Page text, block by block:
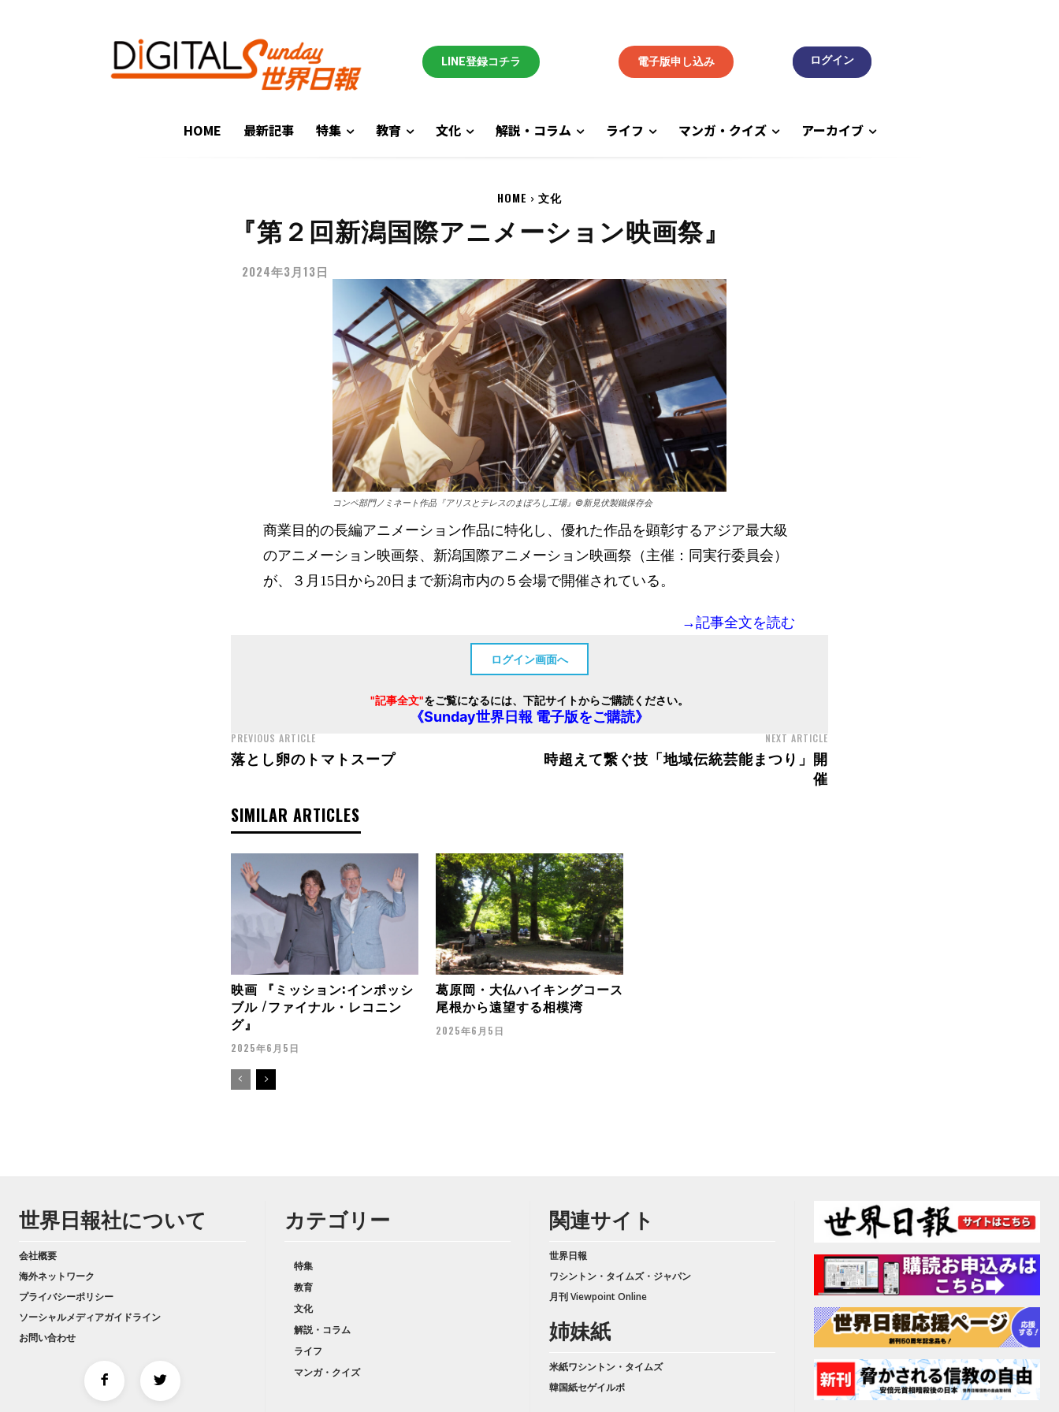
LINE登録コチラ 電子版申し込み
HOME 最新記事 特集 教育 文化 解説・コラム ライフ マンガ・クイズ アーカイブ
HOME 文化
『第２回新潟国際アニメーション映画祭』
2024年3月13日
コンペ部門ノミネート作品『アリスとテレスのまぼろし工場』©新見伏製鐵保存会
商業目的の長編アニメーション作品に特化し、優れた作品を顕彰するアジア最大級
のアニメーション映画祭、新潟国際アニメーション映画祭（主催：同実行委員会）
が、３月15日から20日まで新潟市内の５会場で開催されている。
→記事全文を読む
ログイン画面へ
"記事全文"をご覧になるには、下記サイトからご購読ください。
《Sunday世界日報 電子版をご購読》
PREVIOUS ARTICLE
落とし卵のトマトスープ
NEXT ARTICLE
時超えて繋ぐ技「地域伝統芸能まつり」開
催
SIMILAR ARTICLES
映画 『ミッション:インポッシ
ブル /ファイナル・レコニン
グ』
2025年6月5日
葛原岡・大仏ハイキングコース
尾根から遠望する相模湾
2025年6月5日
世界日報社について
会社概要
海外ネットワーク
プライバシーポリシー
ソーシャルメディアガイドライン
お問い合わせ
カテゴリー
特集
教育
文化
解説・コラム
ライフ
マンガ・クイズ
関連サイト
世界日報
ワシントン・タイムズ・ジャパン
月刊 Viewpoint Online
姉妹紙
米紙ワシントン・タイムズ
韓国紙セゲイルボ